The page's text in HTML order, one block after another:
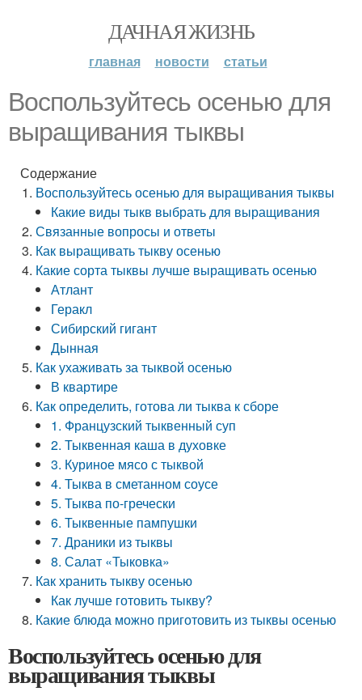
ДАЧНАЯ ЖИЗНЬ
главная новости статьи
Воспользуйтесь осенью для
выращивания тыквы
Содержание
Воспользуйтесь осенью для выращивания тыквы
Какие виды тыкв выбрать для выращивания
Связанные вопросы и ответы
Как выращивать тыкву осенью
Какие сорта тыквы лучше выращивать осенью
Атлант
Геракл
Сибирский гигант
Дынная
Как ухаживать за тыквой осенью
В квартире
Как определить, готова ли тыква к сборе
1. Французский тыквенный суп
2. Тыквенная каша в духовке
3. Куриное мясо с тыквой
4. Тыква в сметанном соусе
5. Тыква по-гречески
6. Тыквенные пампушки
7. Драники из тыквы
8. Салат «Тыковка»
Как хранить тыкву осенью
Как лучше готовить тыкву?
Какие блюда можно приготовить из тыквы осенью
Воспользуйтесь осенью для
выращивания тыквы